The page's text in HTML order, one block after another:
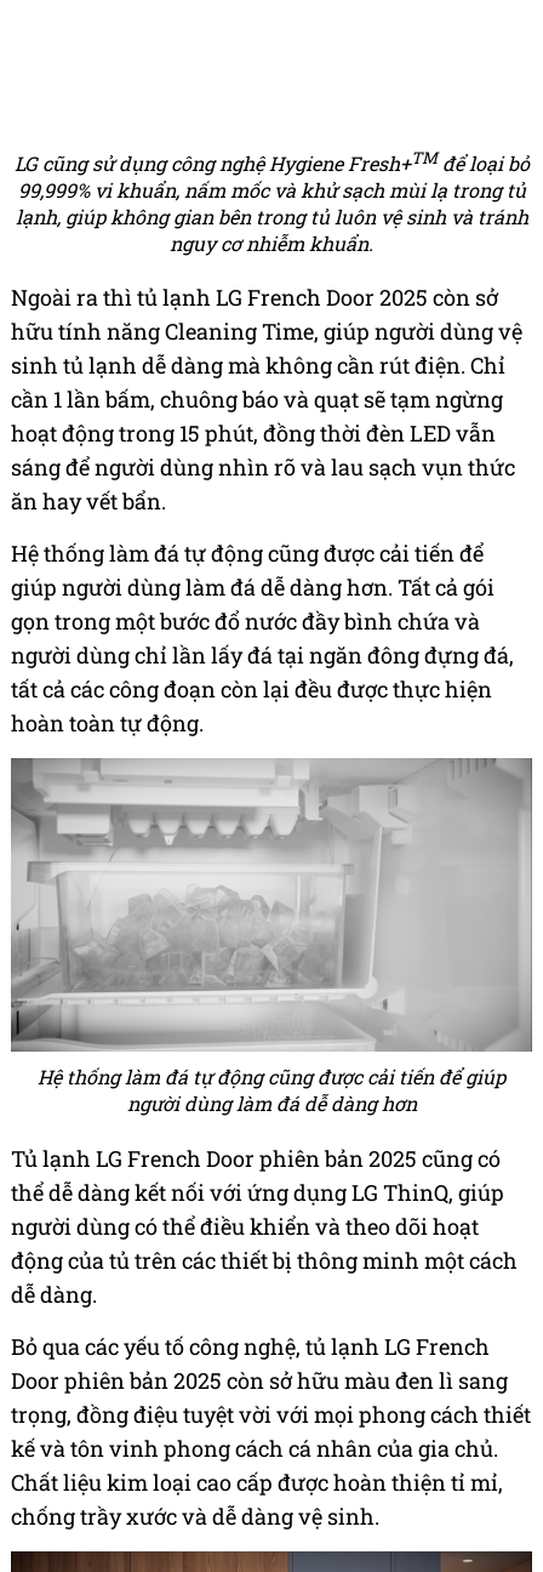
LG cũng sử dụng công nghệ Hygiene Fresh+TMđể loại bỏ
99,999% vi khuẩn, nấm mốc và khử sạch mùi lạ trong tủ
lạnh, giúp không gian bên trong tủ luôn vệ sinh và tránh
nguy cơ nhiễm khuẩn.
Ngoài ra thì tủ lạnh LG French Door 2025 còn sở
hữu tính năng Cleaning Time, giúp người dùng vệ
sinh tủ lạnh dễ dàng mà không cần rút điện. Chỉ
cần 1 lần bấm, chuông báo và quạt sẽ tạm ngừng
hoạt động trong 15 phút, đồng thời đèn LED vẫn
sáng để người dùng nhìn rõ và lau sạch vụn thức
ăn hay vết bẩn.
Hệ thống làm đá tự động cũng được cải tiến để
giúp người dùng làm đá dễ dàng hơn. Tất cả gói
gọn trong một bước đổ nước đầy bình chứa và
người dùng chỉ lần lấy đá tại ngăn đông đựng đá,
tất cả các công đoạn còn lại đều được thực hiện
hoàn toàn tự động.
Hệ thống làm đá tự động cũng được cải tiến để giúp
người dùng làm đá dễ dàng hơn
Tủ lạnh LG French Door phiên bản 2025 cũng có
thể dễ dàng kết nối với ứng dụng LG ThinQ, giúp
người dùng có thể điều khiển và theo dõi hoạt
động của tủ trên các thiết bị thông minh một cách
dễ dàng.
Bỏ qua các yếu tố công nghệ, tủ lạnh LG French
Door phiên bản 2025 còn sở hữu màu đen lì sang
trọng, đồng điệu tuyệt vời với mọi phong cách thiết
kế và tôn vinh phong cách cá nhân của gia chủ.
Chất liệu kim loại cao cấp được hoàn thiện tỉ mỉ,
chống trầy xước và dễ dàng vệ sinh.